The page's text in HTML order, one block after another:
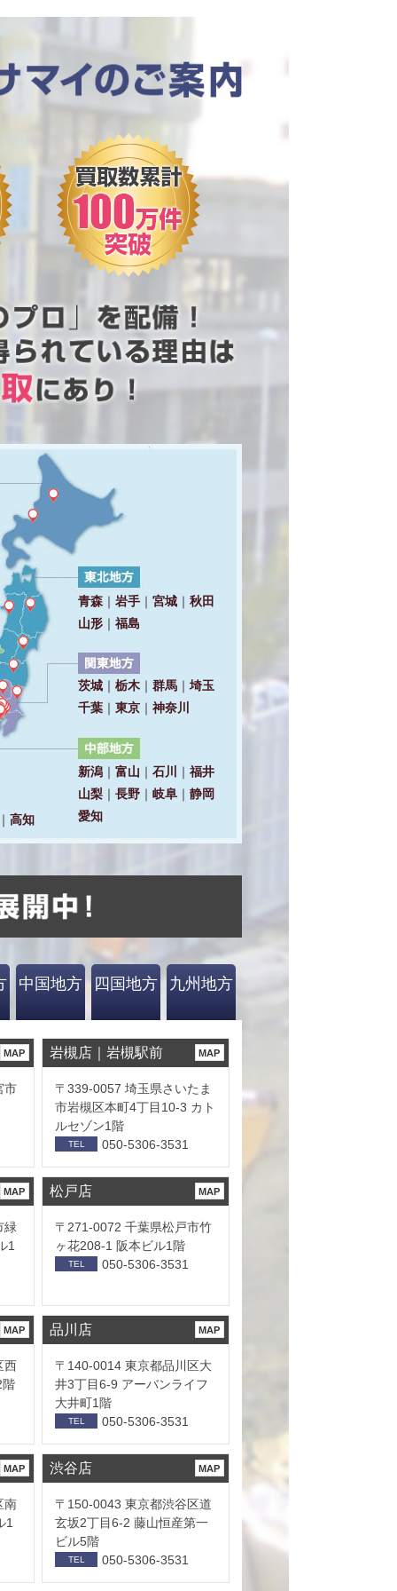
中国地方 四国地方 九州地方
MAP
市
岩槻店｜岩槻駅前 MAP
〒339-0057 埼玉県さいたま
市岩槻区本町4丁目10-3 カト
ルセゾン1階
TEL 050-5306-3531
MAP
緑
1
松戸店 MAP
〒271-0072 千葉県松戸市竹
ヶ花208-1 阪本ビル1階
TEL 050-5306-3531
MAP
西
階
品川店 MAP
〒140-0014 東京都品川区大
井3丁目6-9 アーバンライフ
大井町1階
TEL 050-5306-3531
MAP
南
1
渋谷店 MAP
〒150-0043 東京都渋谷区道
玄坂2丁目6-2 藤山恒産第一
ビル5階
TEL 050-5306-3531